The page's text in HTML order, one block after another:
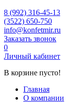
8 (992) 316-45-13
(3522) 650-750
info@konfetmir.ru
Заказать звонок
0
Личный кабинет
В корзине пусто!
Главная
О компании